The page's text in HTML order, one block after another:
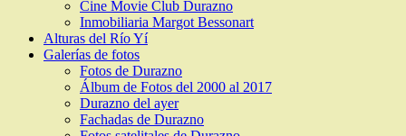
Cine Movie Club Durazno
Inmobiliaria Margot Bessonart
Alturas del Río Yí
Galerías de fotos
Fotos de Durazno
Álbum de Fotos del 2000 al 2017
Durazno del ayer
Fachadas de Durazno